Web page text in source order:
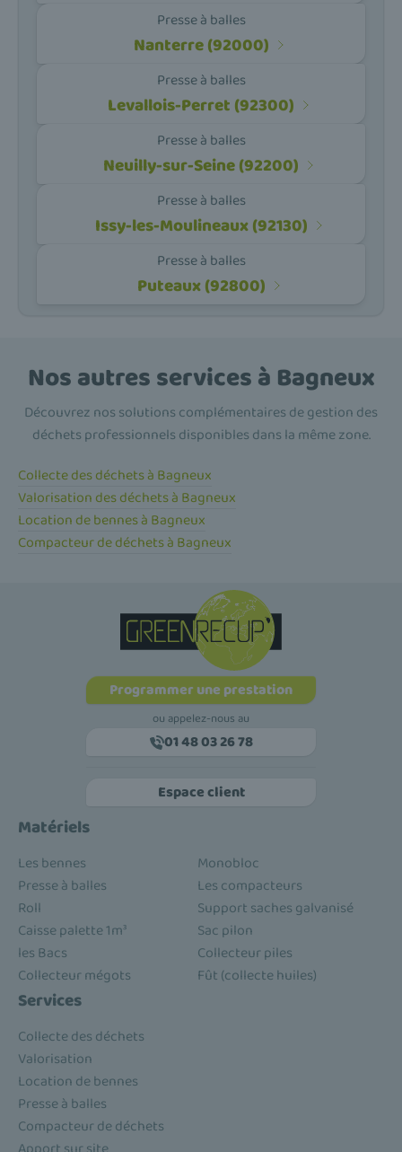
Presse à balles
Nanterre (92000)
Presse à balles
Levallois-Perret (92300)
Presse à balles
Neuilly-sur-Seine (92200)
Presse à balles
Issy-les-Moulineaux (92130)
Presse à balles
Puteaux (92800)
Nos autres services à Bagneux
Découvrez nos solutions complémentaires de gestion des
déchets professionnels disponibles dans la même zone.
Collecte des déchets à Bagneux
Valorisation des déchets à Bagneux
Location de bennes à Bagneux
Compacteur de déchets à Bagneux
Programmer une prestation
ou appelez-nous au
01 48 03 26 78
Espace client
Matériels
Les bennes
Monobloc
Presse à balles
Les compacteurs
Roll
Support saches galvanisé
Caisse palette 1m³
Sac pilon
les Bacs
Collecteur piles
Collecteur mégots
Fût (collecte huiles)
Services
Collecte des déchets
Valorisation
Location de bennes
Presse à balles
Compacteur de déchets